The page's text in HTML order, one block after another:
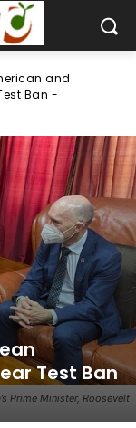
and
Ban -
Prime Minister, Roosevelt
Test Ban